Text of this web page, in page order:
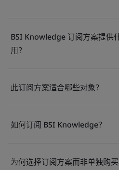
BSI Knowledge 订阅方案提供
用？
此订阅方案适合哪些对象？
如何订阅 BSI Knowledge？
为何选择订阅方案而非单独购买